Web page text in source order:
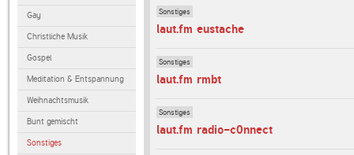
Gay
Christliche Musik
Gospel
Meditation & Entspannung
Weihnachtsmusik
Bunt gemischt
Sonstiges
Sonstiges
laut.fm eustache
Sonstiges
laut.fm rmbt
Sonstiges
laut.fm radio-c0nnect